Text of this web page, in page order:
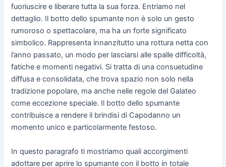
fuoriuscire e liberare tutta la sua forza. Entriamo nel
dettaglio. Il botto dello spumante non è solo un gesto
rumoroso o spettacolare, ma ha un forte significato
simbolico. Rappresenta innanzitutto una rottura netta con
l’anno passato, un modo per lasciarsi alle spalle difficoltà,
fatiche e momenti negativi. Si tratta di una consuetudine
diffusa e consolidata, che trova spazio non solo nella
tradizione popolare, ma anche nelle regole del Galateo
come eccezione speciale. Il botto dello spumante
contribuisce a rendere il brindisi di Capodanno un
momento unico e particolarmente festoso.
In questo paragrafo ti mostriamo quali accorgimenti
adottare per aprire lo spumante con il botto in totale